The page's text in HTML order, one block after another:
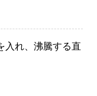
入れ、沸騰する直